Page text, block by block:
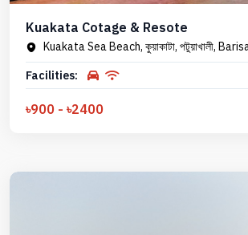
Kuakata Cotage & Resote
Kuakata Sea Beach, কুয়াকাটা, পটুয়াখালী,
Facilities:
৳900 - ৳2400